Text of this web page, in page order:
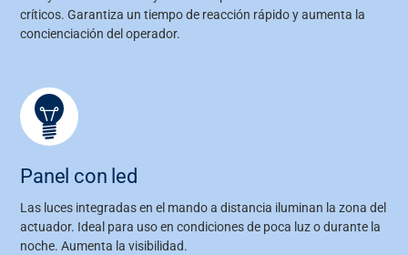
críticos. Garantiza un tiempo de reacción rápido y aumenta la
concienciación del operador.
Panel con led
Las luces integradas en el mando a distancia iluminan la zona del
actuador. Ideal para uso en condiciones de poca luz o durante la
noche. Aumenta la visibilidad.